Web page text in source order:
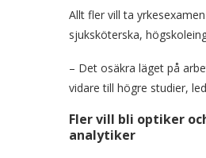
Allt fler vill ta
sjuksköterska,
– Det osäkra läget på
vidare till högre studier,
Fler vill bli optiker
analytiker